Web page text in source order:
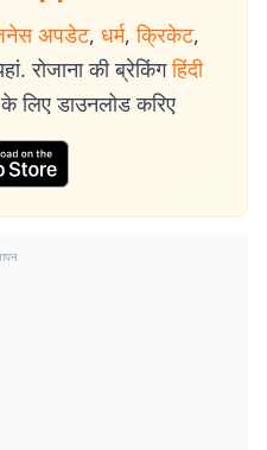
अपडेट, धर्म, क्रिकेट,
रोजाना की ब्रेकिंग हिंदी
डाउनलोड करिए